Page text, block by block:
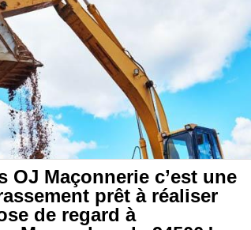
OJ Maçonnerie c’est une
prêt à réaliser
de regard à